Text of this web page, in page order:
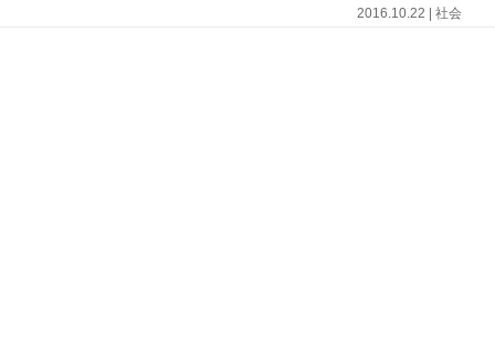
2016.10.22 | 社会